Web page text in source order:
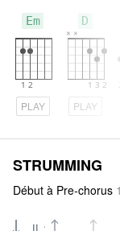
Em
PLAY
D
PLAY
STRUMMING
Début à Pre-chorus